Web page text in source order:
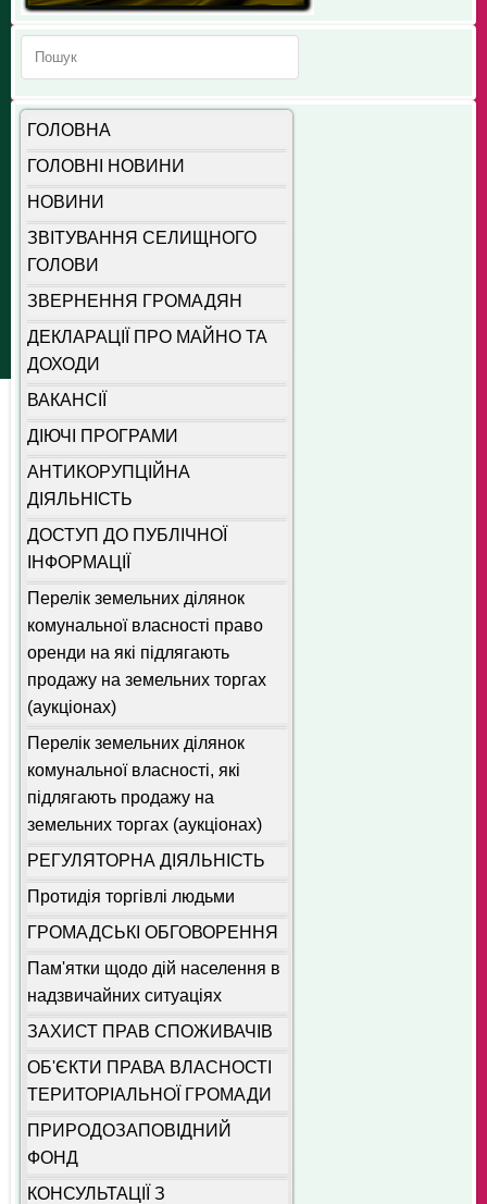
ГОЛОВНА
ГОЛОВНІ НОВИНИ
НОВИНИ
ЗВІТУВАННЯ СЕЛИЩНОГО
ГОЛОВИ
ЗВЕРНЕННЯ ГРОМАДЯН
ДЕКЛАРАЦІЇ ПРО МАЙНО ТА
ДОХОДИ
ВАКАНСІЇ
ДІЮЧІ ПРОГРАМИ
АНТИКОРУПЦІЙНА
ДІЯЛЬНІСТЬ
ДОСТУП ДО ПУБЛІЧНОЇ
ІНФОРМАЦІЇ
Перелік земельних ділянок
комунальної власності право
оренди на які підлягають
продажу на земельних торгах
(аукціонах)
Перелік земельних ділянок
комунальної власності, які
підлягають продажу на
земельних торгах (аукціонах)
РЕГУЛЯТОРНА ДІЯЛЬНІСТЬ
Протидія торгівлі людьми
ГРОМАДСЬКІ ОБГОВОРЕННЯ
Пам'ятки щодо дій населення в
надзвичайних ситуаціях
ЗАХИСТ ПРАВ СПОЖИВАЧІВ
ОБ'ЄКТИ ПРАВА ВЛАСНОСТІ
ТЕРИТОРІАЛЬНОЇ ГРОМАДИ
ПРИРОДОЗАПОВІДНИЙ
ФОНД
КОНСУЛЬТАЦІЇ З